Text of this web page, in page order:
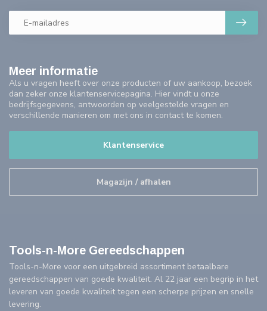
Meer informatie
Als u vragen heeft over onze producten of uw aankoop, bezoek
dan zeker onze klantenservicepagina. Hier vindt u onze
bedrijfsgegevens, antwoorden op veelgestelde vragen en
verschillende manieren om met ons in contact te komen.
Klantenservice
Magazijn / afhalen
Tools-n-More Gereedschappen
Tools-n-More voor een uitgebreid assortiment betaalbare
gereedschappen van goede kwaliteit. Al 22 jaar een begrip in het
leveren van goede kwaliteit tegen een scherpe prijzen en snelle
levering.